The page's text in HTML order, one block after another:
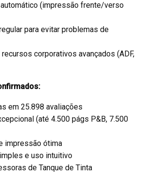
(impressão frente/verso
para evitar problemas de
corporativos avançados (ADF,
em 25.898 avaliações
(até 4.500 págs P&B, 7.500
impressão ótima
e uso intuitivo
de Tanque de Tinta